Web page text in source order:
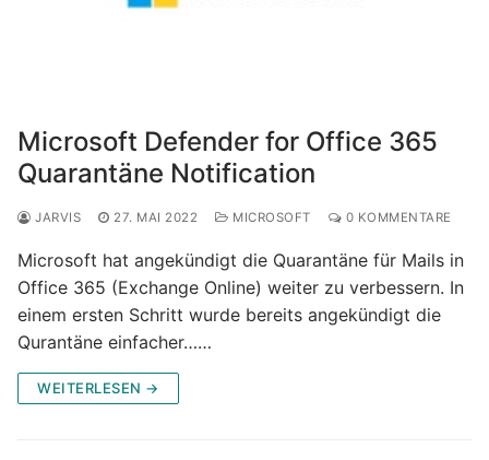
Microsoft Defender for Office 365
Quarantäne Notification
JARVIS 27. MAI 2022 MICROSOFT 0 KOMMENTARE
Microsoft hat angekündigt die Quarantäne für Mails in
Office 365 (Exchange Online) weiter zu verbessern. In
einem ersten Schritt wurde bereits angekündigt die
Qurantäne einfacher……
WEITERLESEN →